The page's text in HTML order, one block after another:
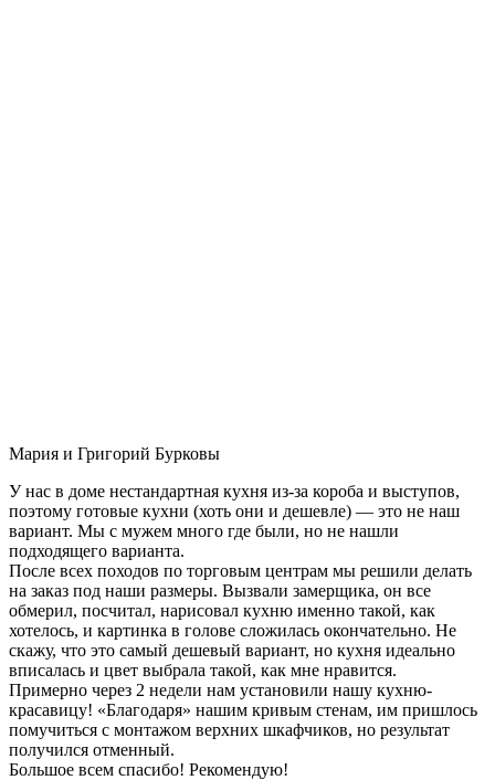
Мария и Григорий Бурковы
У нас в доме нестандартная кухня из-за короба и выступов,
поэтому готовые кухни (хоть они и дешевле) — это не наш
вариант. Мы с мужем много где были, но не нашли
подходящего варианта.
После всех походов по торговым центрам мы решили делать
на заказ под наши размеры. Вызвали замерщика, он все
обмерил, посчитал, нарисовал кухню именно такой, как
хотелось, и картинка в голове сложилась окончательно. Не
скажу, что это самый дешевый вариант, но кухня идеально
вписалась и цвет выбрала такой, как мне нравится.
Примерно через 2 недели нам установили нашу кухню-
красавицу! «Благодаря» нашим кривым стенам, им пришлось
помучиться с монтажом верхних шкафчиков, но результат
получился отменный.
Большое всем спасибо! Рекомендую!